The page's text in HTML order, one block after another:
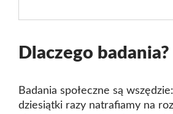
Dlaczego badania?
Badania społeczne są
dziesiątki razy natrafiamy na